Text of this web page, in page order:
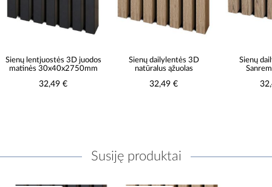
Sienų lentjuostės 3D juodos
matinės 30x40x2750mm
32,49 €
Sienų dailylentės 3D
natūralus ąžuolas
32,49 €
Sienų
Susiję produktai